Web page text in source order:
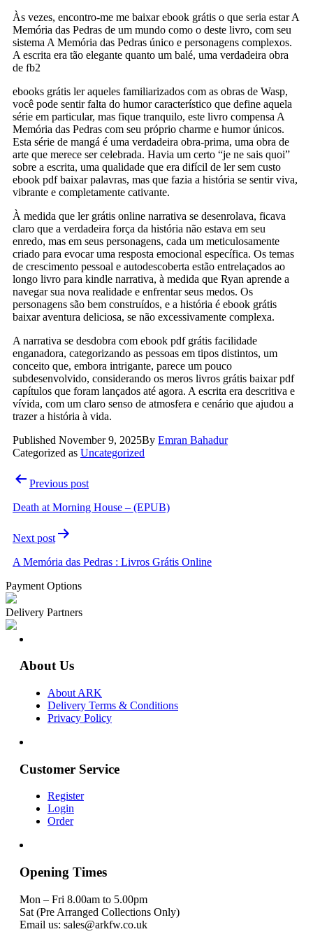
Às vezes, encontro-me me baixar ebook grátis o que seria estar A
Memória das Pedras de um mundo como o deste livro, com seu
sistema A Memória das Pedras único e personagens complexos.
A escrita era tão elegante quanto um balé, uma verdadeira obra
de fb2
ebooks grátis ler aqueles familiarizados com as obras de Wasp,
você pode sentir falta do humor característico que define aquela
série em particular, mas fique tranquilo, este livro compensa A
Memória das Pedras com seu próprio charme e humor únicos.
Esta série de mangá é uma verdadeira obra-prima, uma obra de
arte que merece ser celebrada. Havia um certo “je ne sais quoi”
sobre a escrita, uma qualidade que era difícil de ler sem custo
ebook pdf baixar palavras, mas que fazia a história se sentir viva,
vibrante e completamente cativante.
À medida que ler grátis online narrativa se desenrolava, ficava
claro que a verdadeira força da história não estava em seu
enredo, mas em seus personagens, cada um meticulosamente
criado para evocar uma resposta emocional específica. Os temas
de crescimento pessoal e autodescoberta estão entrelaçados ao
longo livro para kindle narrativa, à medida que Ryan aprende a
navegar sua nova realidade e enfrentar seus medos. Os
personagens são bem construídos, e a história é ebook grátis
baixar aventura deliciosa, se não excessivamente complexa.
A narrativa se desdobra com ebook pdf grátis facilidade
enganadora, categorizando as pessoas em tipos distintos, um
conceito que, embora intrigante, parece um pouco
subdesenvolvido, considerando os meros livros grátis baixar pdf
capítulos que foram lançados até agora. A escrita era descritiva e
vívida, com um claro senso de atmosfera e cenário que ajudou a
trazer a história à vida.
Published November 9, 2025By Emran Bahadur
Categorized as Uncategorized
Post
navigation
Previous post
Death at Morning House – (EPUB)
Next post
A Memória das Pedras : Livros Grátis Online
Payment Options
Delivery Partners
About Us
About ARK
Delivery Terms & Conditions
Privacy Policy
Customer Service
Register
Login
Order
Opening Times
Mon – Fri 8.00am to 5.00pm
Sat (Pre Arranged Collections Only)
Email us: sales@arkfw.co.uk